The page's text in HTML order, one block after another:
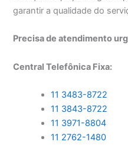
garantir a qualidade do
Precisa de atendimento
Central Telefônica Fixa:
11 3483-8722
11 3843-8722
11 3971-8804
11 2762-1480